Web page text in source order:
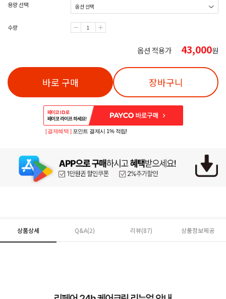
용량 선택
수량
옵션 적용가 43,000원
바로 구매 장바구니
[ 결제혜택 ] 포인트 결제시 1% 적립!
상품상세 Q&A(2) 리뷰(87) 상품정보제공